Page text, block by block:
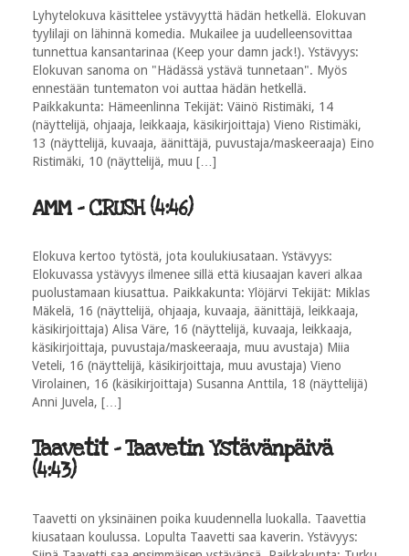
Lyhytelokuva käsittelee ystävyyttä hädän hetkellä. Elokuvan
tyylilaji on lähinnä komedia. Mukailee ja uudelleensovittaa
tunnettua kansantarinaa (Keep your damn jack!). Ystävyys:
Elokuvan sanoma on "Hädässä ystävä tunnetaan". Myös
ennestään tuntematon voi auttaa hädän hetkellä.
Paikkakunta: Hämeenlinna Tekijät: Väinö Ristimäki, 14
(näyttelijä, ohjaaja, leikkaaja, käsikirjoittaja) Vieno Ristimäki,
13 (näyttelijä, kuvaaja, äänittäjä, puvustaja/maskeeraaja) Eino
Ristimäki, 10 (näyttelijä, muu […]
AMM - CRUSH (4:46)
Elokuva kertoo tytöstä, jota koulukiusataan. Ystävyys:
Elokuvassa ystävyys ilmenee sillä että kiusaajan kaveri alkaa
puolustamaan kiusattua. Paikkakunta: Ylöjärvi Tekijät: Miklas
Mäkelä, 16 (näyttelijä, ohjaaja, kuvaaja, äänittäjä, leikkaaja,
käsikirjoittaja) Alisa Väre, 16 (näyttelijä, kuvaaja, leikkaaja,
käsikirjoittaja, puvustaja/maskeeraaja, muu avustaja) Miia
Veteli, 16 (näyttelijä, käsikirjoittaja, muu avustaja) Vieno
Virolainen, 16 (käsikirjoittaja) Susanna Anttila, 18 (näyttelijä)
Anni Juvela, […]
Taavetit - Taavetin Ystävänpäivä
(4:43)
Taavetti on yksinäinen poika kuudennella luokalla. Taavettia
kiusataan koulussa. Lopulta Taavetti saa kaverin. Ystävyys: